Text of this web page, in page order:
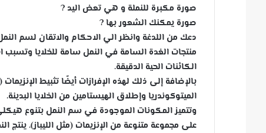
س
ل
ب
ر
ي
د
ا
إ
ل
صورة مكبرة للنملة و هي تعض اليد ?
صورة يمكنك الشعور بها ?
دعك من اللدغة وانظر الي الاحكام والاتقان لسم
منتجات الغدة السامة في النمل سامة للخلايا وتسبب
الكائنات الحية الدقيقة.
الميتوكوندريا وإطلاق الهيستامين من الخلايا البدينة.
وتتميز المكونات الموجودة في سم النمل بتنوع